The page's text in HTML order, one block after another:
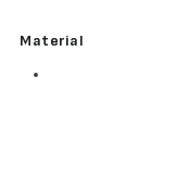
Material